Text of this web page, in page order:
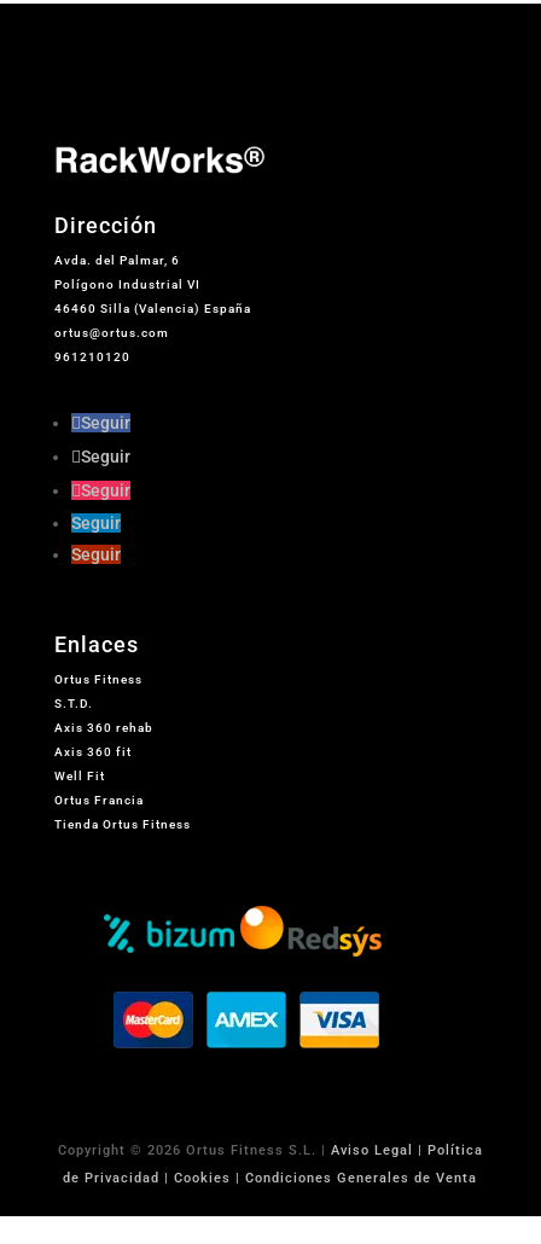
Dirección
Avda. del Palmar, 6
Polígono Industrial VI
46460 Silla (Valencia) España
ortus@ortus.com
961210120
Seguir
Seguir
Seguir
Seguir
Seguir
Enlaces
Ortus Fitness
S.T.D.
Axis 360 rehab
Axis 360 fit
Well Fit
Ortus Francia
Tienda Ortus Fitness
Copyright © 2026 Ortus Fitness S.L. | Aviso Legal | Política
de Privacidad | Cookies | Condiciones Generales de Venta